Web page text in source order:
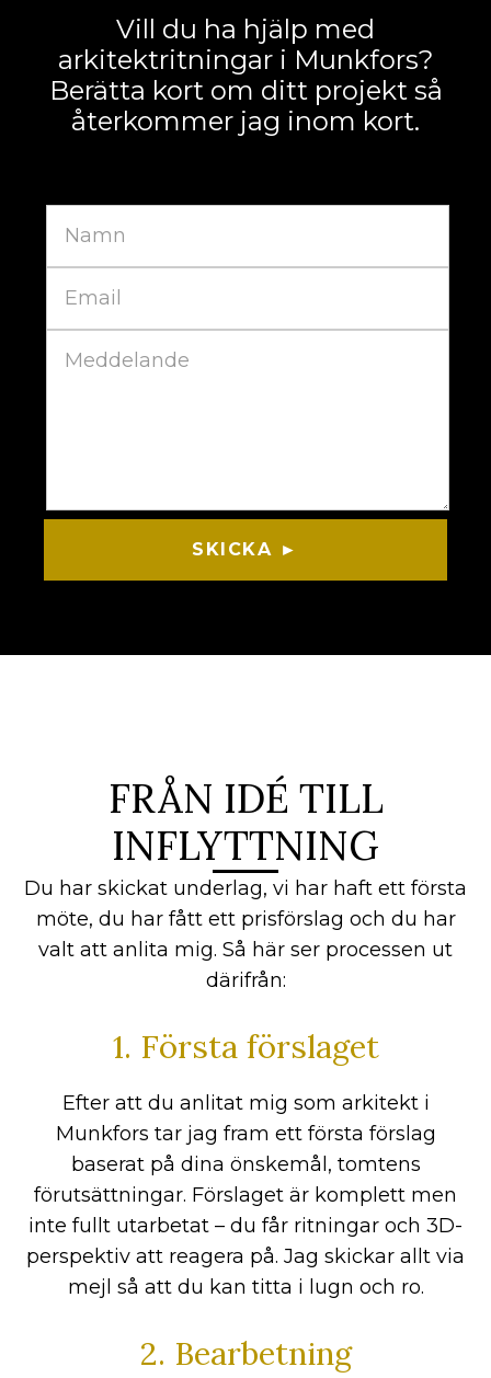
Vill du ha hjälp med
arkitektritningar i Munkfors?
Berätta kort om ditt projekt så
återkommer jag inom kort.
SKICKA ►
FRÅN IDÉ TILL
INFLYTTNING
Du har skickat underlag, vi har haft ett första
möte, du har fått ett prisförslag och du har
valt att anlita mig. Så här ser processen ut
därifrån:
1. Första förslaget
Efter att du anlitat mig som arkitekt i
Munkfors tar jag fram ett första förslag
baserat på dina önskemål, tomtens
förutsättningar. Förslaget är komplett men
inte fullt utarbetat – du får ritningar och 3D-
perspektiv att reagera på. Jag skickar allt via
mejl så att du kan titta i lugn och ro.
2. Bearbetning